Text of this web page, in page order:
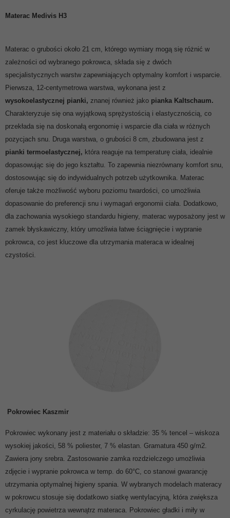
Materac Medivis H3
Materac o grubości około 21 cm, którego wymiary mogą się różnić w
zależności od wybranego pokrowca, składa się z dwóch
specjalistycznych warstw zapewniających optymalny komfort i wsparcie.
Pierwsza, 12-centymetrowa warstwa, wykonana jest z
wysokoelastycznej pianki, znanej również jako pianka Kaltschaum.
Charakteryzuje się ona wyjątkową sprężystością i elastycznością, co
przekłada się na doskonałą ergonomię i wsparcie dla ciała w różnych
pozycjach snu. Druga warstwa, o grubości 8 cm, zbudowana jest z
pianki termoelastycznej, która reaguje na temperaturę ciała, idealnie
dopasowując się do jego kształtu. To zapewnia niezrównany komfort snu,
dostosowując się do indywidualnych potrzeb użytkownika. Materac
oferuje także możliwość wyboru poziomu twardości, co umożliwia
dopasowanie do preferencji snu i wymagań ergonomii ciała. Dodatkowo,
dla zachowania wysokiego standardu higieny, materac wyposażony jest w
zamek błyskawiczny, który umożliwia łatwe ściągnięcie i wypranie
pokrowca, co jest kluczowe dla utrzymania materaca w idealnej
czystości.
Pokrowiec Kaszmir
Pokrowiec wykonany jest z materiału o składzie: 35 % tencel – wiskoza
wysokiej jakości, 58 % poliester, 7 % elastan. Gramatura 450 g/m2.
Zawiera jony srebra. Zastosowanie zamka rozdzielczego umożliwia
zdjęcie i wypranie pokrowca w temp. do 60°C, co stanowi gwarancję
utrzymania optymalnej higieny spania. W wybranych modelach materacy
w pokrowcu stosuje się dodatkowo siatkę wentylacyjną, która zwiększa
cyrkulację powietrza wewnątrz materaca. Pokrowiec gładki i miły w